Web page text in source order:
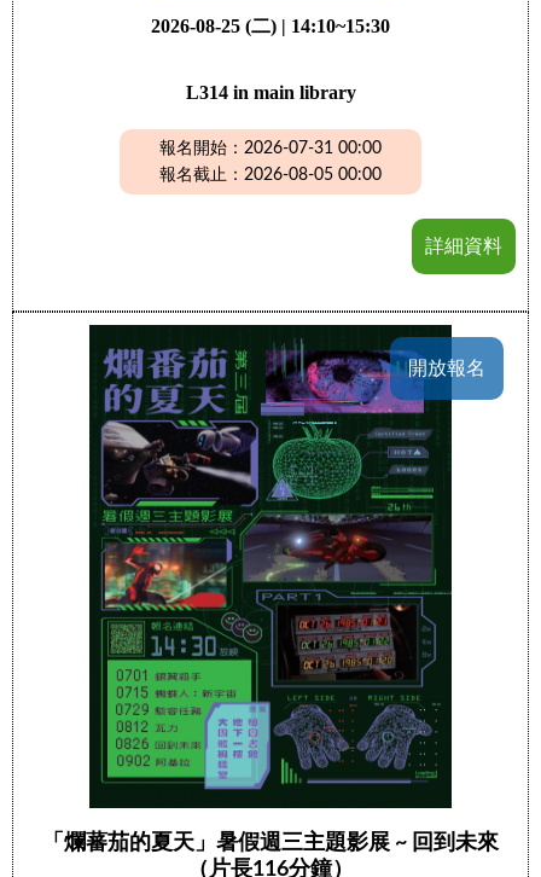
2026-08-25 (二) | 14:10~15:30
L314 in main library
報名開始：2026-07-31 00:00
報名截止：2026-08-05 00:00
詳細資料
開放報名
「爛蕃茄的夏天」暑假週三主題影展 ~ 回到未來
（片長116分鐘）